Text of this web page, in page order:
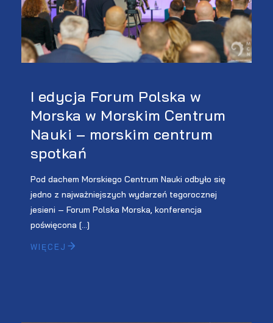
I edycja Forum Polska w
Morska w Morskim Centrum
Nauki – morskim centrum
spotkań
Pod dachem Morskiego Centrum Nauki odbyło się
jedno z najważniejszych wydarzeń tegorocznej
jesieni – Forum Polska Morska, konferencja
poświęcona […]
WIĘCEJ